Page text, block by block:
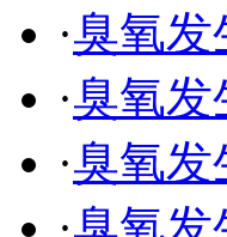
·臭氧发
·臭氧发
·臭氧发